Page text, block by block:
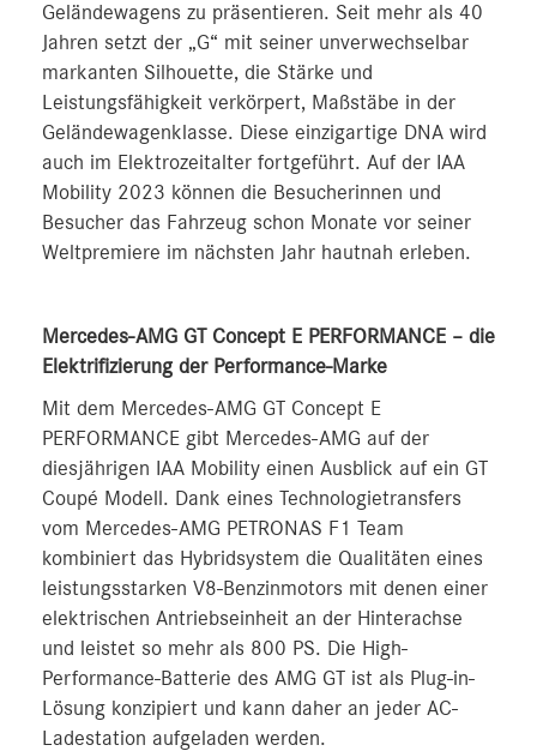
Geländewagens zu präsentieren. Seit mehr als 40
Jahren setzt der „G“ mit seiner unverwechselbar
markanten Silhouette, die Stärke und
Leistungsfähigkeit verkörpert, Maßstäbe in der
Geländewagenklasse. Diese einzigartige DNA wird
auch im Elektrozeitalter fortgeführt. Auf der IAA
Mobility 2023 können die Besucherinnen und
Besucher das Fahrzeug schon Monate vor seiner
Weltpremiere im nächsten Jahr hautnah erleben.
Mercedes-AMG GT Concept E PERFORMANCE – die
Elektrifizierung der Performance-Marke
Mit dem Mercedes-AMG GT Concept E
PERFORMANCE gibt Mercedes-AMG auf der
diesjährigen IAA Mobility einen Ausblick auf ein GT
Coupé Modell. Dank eines Technologietransfers
vom Mercedes-AMG PETRONAS F1 Team
kombiniert das Hybridsystem die Qualitäten eines
leistungsstarken V8-Benzinmotors mit denen einer
elektrischen Antriebseinheit an der Hinterachse
und leistet so mehr als 800 PS. Die High-
Performance-Batterie des AMG GT ist als Plug-in-
Lösung konzipiert und kann daher an jeder AC-
Ladestation aufgeladen werden.